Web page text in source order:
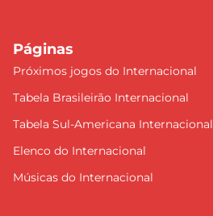
Páginas
Próximos jogos do Internacional
Tabela Brasileirão Internacional
Tabela Sul-Americana Internacional
Elenco do Internacional
Músicas do Internacional